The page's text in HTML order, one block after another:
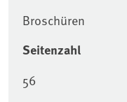
Broschüren
Seitenzahl
56